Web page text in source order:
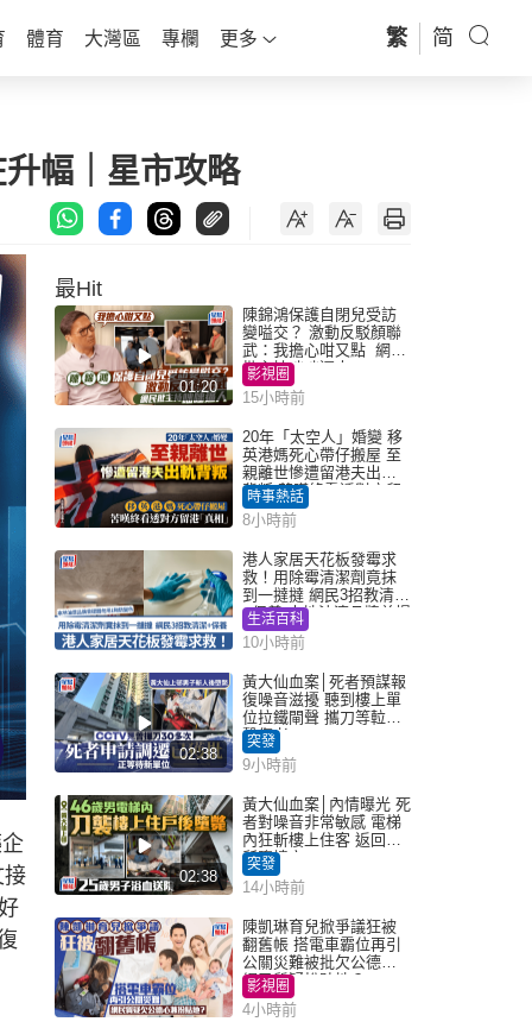
體育 大灣區 專欄 更多 繁 简
幅｜星市攻略
接
最Hit
01:20
陳錦鴻保護自閉兒受訪
變嗌交？ 激動反駁顏聯
武：我擔心咁又點 網民
批主持咄咄逼人
影視圈
15小時前
20年「太空人」婚變 移
英港媽死心帶仔搬屋 至
親離世慘遭留港夫出軌
背叛 苦嘆終看透對方留
港「真相」｜Juicy叮
時事熱話
8小時前
港人家居天花板發霉求
救！用除霉清潔劑竟抹
到一撻撻 網民3招教清潔
+保養 本地油漆品牌曾提
醒勿用1物防變色
生活百科
10小時前
02:38
黃大仙血案│死者預謀報
復噪音滋擾 聽到樓上單
位拉鐵閘聲 攜刀等𨋢伏
擊傷者
突發
9小時前
02:38
黃大仙血案│內情曝光 死
者對噪音非常敏感 電梯
內狂斬樓上住客 返回住
所墮樓亡
突發
14小時前
陳凱琳育兒掀爭議狂被
翻舊帳 搭電車霸位再引
公關災難被批欠公德心
網民質疑扮貼地？
影視圈
4小時前